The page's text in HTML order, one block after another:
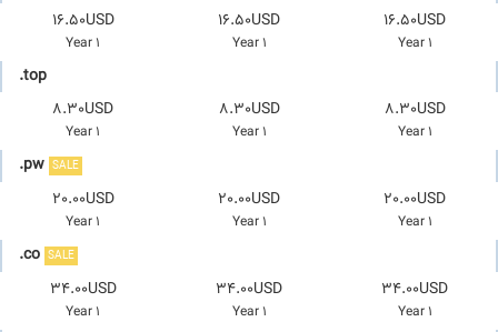
16.50USD
1 Year
16.50USD
1 Year
16.50USD
1 Year
.top
8.30USD
1 Year
8.30USD
1 Year
8.30USD
1 Year
.pw SALE
20.00USD
1 Year
20.00USD
1 Year
20.00USD
1 Year
.co SALE
34.00USD
1 Year
34.00USD
1 Year
34.00USD
1 Year